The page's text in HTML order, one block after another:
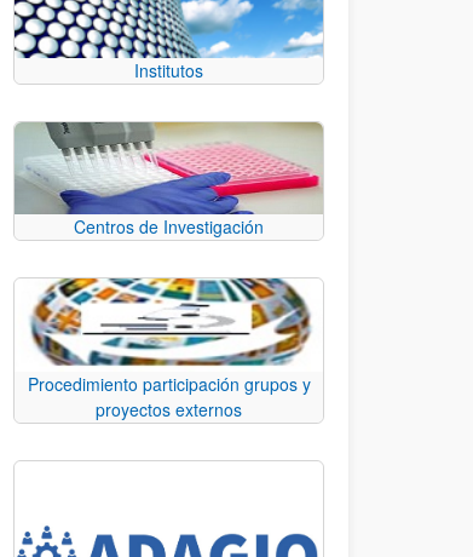
Institutos
Centros de Investigación
Procedimiento participación grupos y
proyectos externos